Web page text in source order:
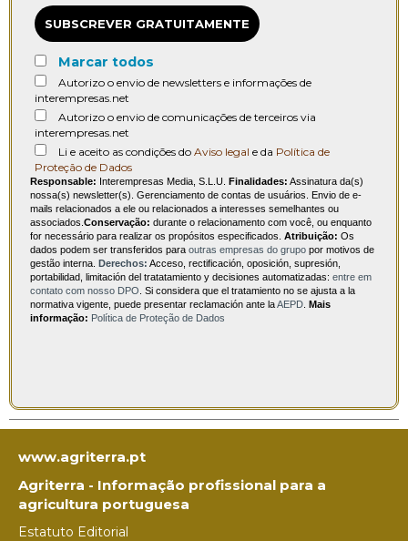
SUBSCREVER GRATUITAMENTE
Marcar todos
Autorizo o envio de newsletters e informações de
interempresas.net
Autorizo o envio de comunicações de terceiros via
interempresas.net
Li e aceito as condições do Aviso legal e da Política de
Proteção de Dados
Responsable: Interempresas Media, S.L.U. Finalidades: Assinatura da(s)
nossa(s) newsletter(s). Gerenciamento de contas de usuários. Envio de e-
mails relacionados a ele ou relacionados a interesses semelhantes ou
associados. Conservação: durante o relacionamento com você, ou enquanto
for necessário para realizar os propósitos especificados. Atribuição: Os
dados podem ser transferidos para outras empresas do grupo por motivos de
gestão interna. Derechos: Acceso, rectificación, oposición, supresión,
portabilidad, limitación del tratatamiento y decisiones automatizadas: entre em
contato com nosso DPO . Si considera que el tratamiento no se ajusta a la
normativa vigente, puede presentar reclamación ante laAEPD Mais
informação: Política de Proteção de Dados
www.agriterra.pt
Agriterra - Informação profissional para a
agricultura portuguesa
Estatuto Editorial